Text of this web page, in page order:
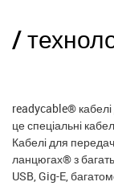
/
readycable®
це спеціальні
Кабелі для
ланцюгах® з
USB, Gig-E,